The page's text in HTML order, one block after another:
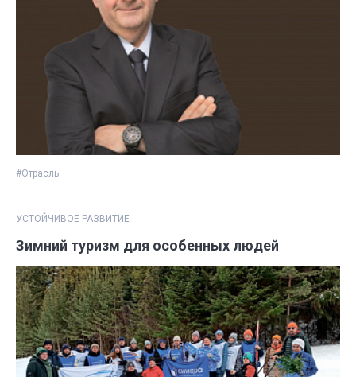
#Отрасль
УСТОЙЧИВОЕ РАЗВИТИЕ
Зимний туризм для особенных людей